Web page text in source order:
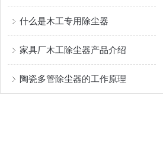
什么是木工专用除尘器
家具厂木工除尘器产品介绍
陶瓷多管除尘器的工作原理